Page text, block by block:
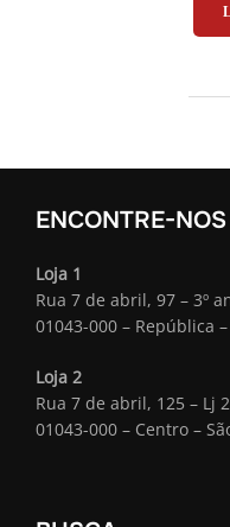
ENCONTRE-NOS
Loja 1
Rua 7 de abril, 97 – 3º
01043-000 – República
Loja 2
Rua 7 de abril, 125 – Lj
01043-000 – Centro –